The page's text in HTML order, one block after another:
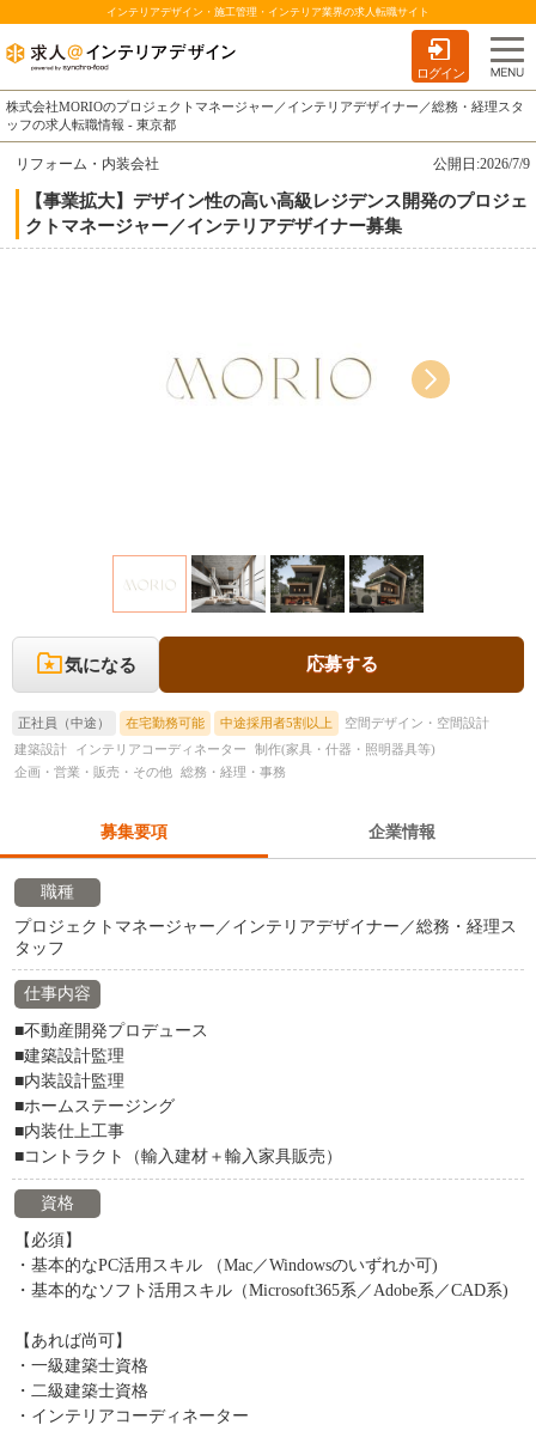
インテリアデザイン・施工管理・インテリア業界の求人転職サイト
ログイン
株式会社MORIOのプロジェクトマネージャー／インテリアデザイナー／総務・経理スタ
ッフの求人転職情報 - 東京都
リフォーム・内装会社 公開日:2026/7/9
【事業拡大】デザイン性の高い高級レジデンス開発のプロジェ
クトマネージャー／インテリアデザイナー募集
気になる 応募する
正社員（中途） 在宅勤務可能 中途採用者5割以上
空間デザイン・空間設計
建築設計
インテリアコーディネーター
制作(家具・什器・照明器具等)
企画・営業・販売・その他 総務・経理・事務
募集要項 企業情報
職種
プロジェクトマネージャー／インテリアデザイナー／総務・経理ス
タッフ
仕事内容
■不動産開発プロデュース
■建築設計監理
■内装設計監理
■ホームステージング
■内装仕上工事
■コントラクト（輸入建材＋輸入家具販売）
資格
【必須】
・基本的なPC活用スキル （Mac／Windowsのいずれか可)
・基本的なソフト活用スキル（Microsoft365系／Adobe系／CAD系)
【あれば尚可】
・一級建築士資格
・二級建築士資格
・インテリアコーディネーター